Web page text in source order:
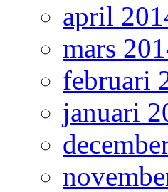
april
mars
februari
januari